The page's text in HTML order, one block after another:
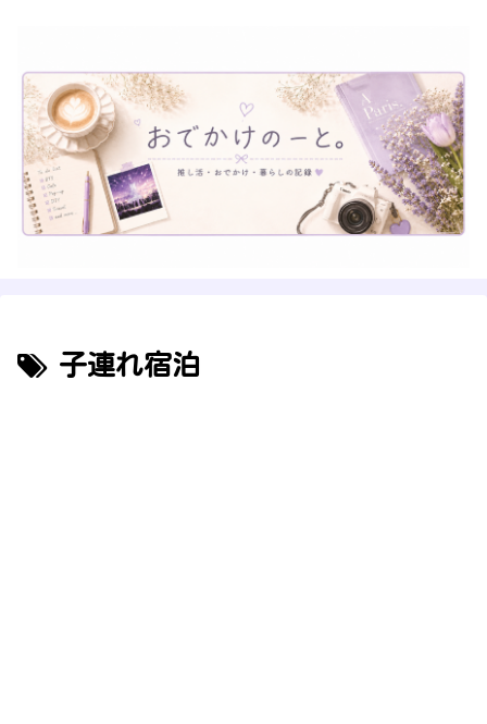
子連れ宿泊